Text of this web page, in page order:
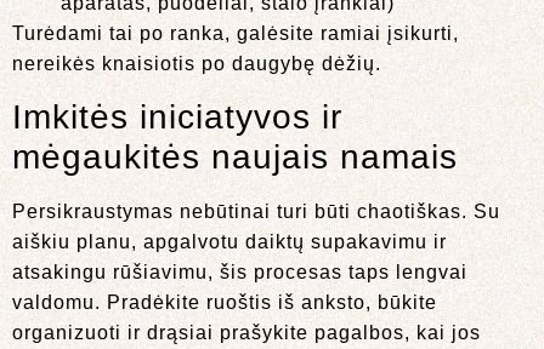
Turėdami tai po ranka, galėsite ramiai įsikurti,
nereikės knaisiotis po daugybę dėžių.
Imkitės iniciatyvos ir
mėgaukitės naujais namais
Persikraustymas nebūtinai turi būti chaotiškas. Su
aiškiu planu, apgalvotu daiktų supakavimu ir
atsakingu rūšiavimu, šis procesas taps lengvai
valdomu. Pradėkite ruoštis iš anksto, būkite
organizuoti ir drąsiai prašykite pagalbos, kai jos